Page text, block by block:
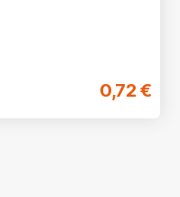
0,72 €